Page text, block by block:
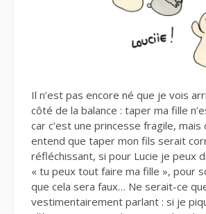
Il n’est pas encore né que je vois
côté de la balance : taper ma fille
car c’est une princesse fragile, mais
entend que taper mon fils serait
réfléchissant, si pour Lucie je peux
« tu peux tout faire ma fille », pour
que cela sera faux… Ne serait-ce
vestimentairement parlant : si je